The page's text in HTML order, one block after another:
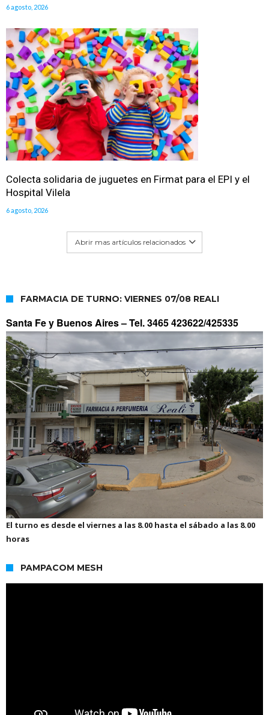
6 agosto, 2026
Colecta solidaria de juguetes en Firmat para el EPI y el
Hospital Vilela
6 agosto, 2026
Abrir mas artículos relacionados
FARMACIA DE TURNO: VIERNES 07/08 REALI
Santa Fe y Buenos Aires –Tel. 3465 423622/425335
El turno es desde el viernes a las 8.00 hasta el sábado a las 8.00
horas
PAMPACOM MESH